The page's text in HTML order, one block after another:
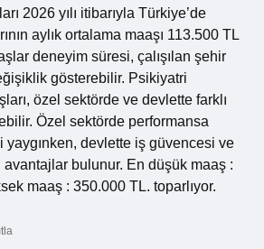
2026 yılı itibarıyla Türkiye’de
aylık ortalama maaşı 113.500 TL
deneyim süresi, çalışılan şehir
gösterebilir. Psikiyatri
özel sektörde ve devlette farklı
Özel sektörde performansa
yaygınken, devlette iş güvencesi ve
bulunur. En düşük maaş :
maaş : 350.000 TL. toparlıyor.